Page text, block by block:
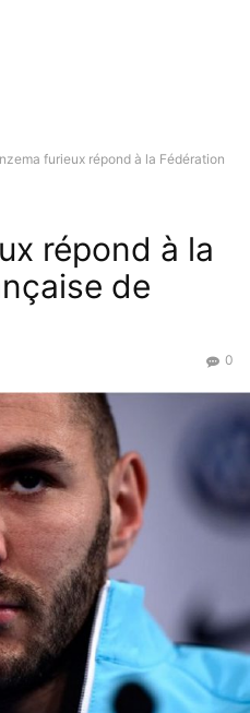
furieux répond à la Fédération
répond à la
de
0